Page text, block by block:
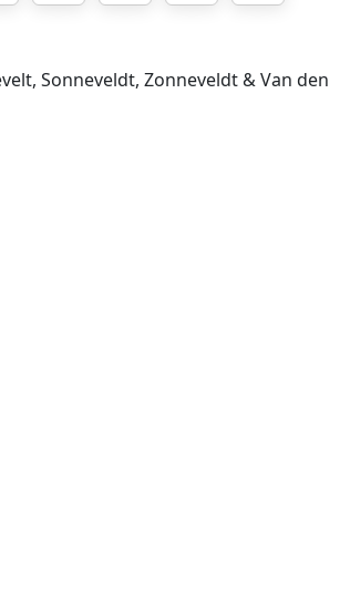
Sonneveldt, Zonneveldt & Van den